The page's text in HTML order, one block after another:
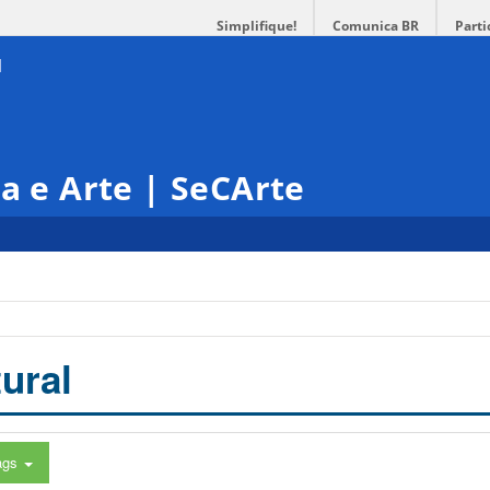
Simplifique! Comunica BR
e Arte | SeCArte